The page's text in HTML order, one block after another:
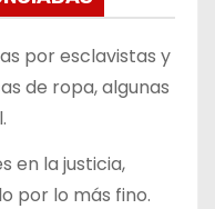
por esclavistas y
de ropa, algunas
en la justicia,
por lo más fino.